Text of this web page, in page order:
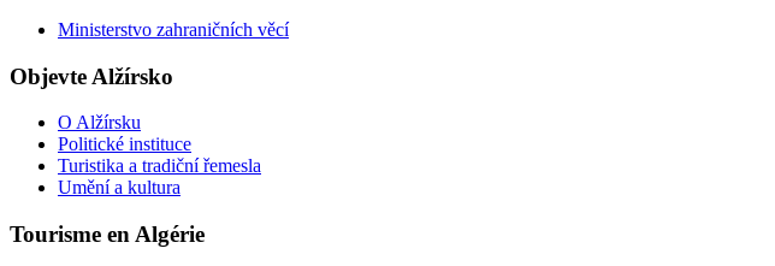
Ministerstvo zahraničních věcí
Objevte Alžírsko
O Alžírsku
Politické instituce
Turistika a tradiční řemesla
Umění a kultura
Tourisme en Algérie